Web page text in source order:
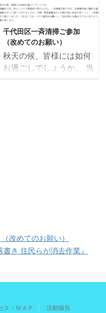
2021/10/15
千代田区一斉清掃ご参加
（改めてのお願い）
秋天の候、皆様には如何
お過ごしでしょうか。 当
協議会では、長らくコロ
日 時 令和3年11月8
日（月） 13時30分～
を避けるため、下の欄に
記入の上、当日、先にお
改めてのお願い）
き 住民らが消去作業』
ス・ＭＡＰ 活動報告